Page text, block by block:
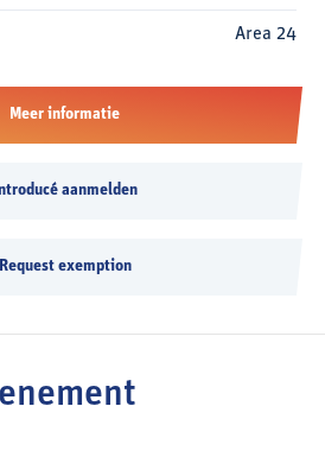
Area 24
Meer informatie
aanmelden
Request exemption